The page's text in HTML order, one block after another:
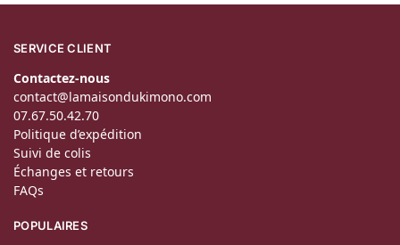
SERVICE CLIENT
Contactez-nous
contact@lamaisondukimono.com
07.67.50.42.70
Politique d’expédition
Suivi de colis
Échanges et retours
FAQs
POPULAIRES